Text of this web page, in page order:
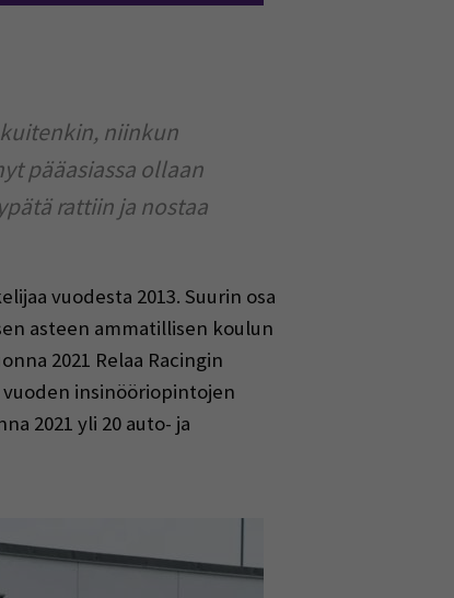
niinkun
pääasiassa ollaan
rattiin ja nostaa
vuodesta 2013. Suurin osa
asteen ammatillisen koulun
2021 Relaa Racingin
insinööriopintojen
2021 yli 20 auto- ja